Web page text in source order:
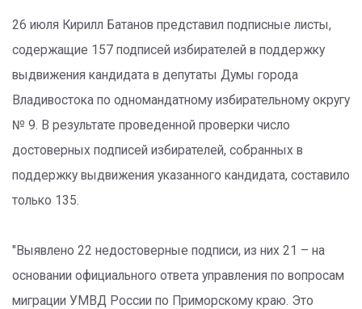
26 июля Кирилл Батанов представил подписные листы,
содержащие 157 подписей избирателей в поддержку
выдвижения кандидата в депутаты Думы города
Владивостока по одномандатному избирательному округу
№ 9. В результате проведенной проверки число
достоверных подписей избирателей, собранных в
поддержку выдвижения указанного кандидата, составило
только 135.
"Выявлено 22 недостоверные подписи, из них 21 – на
основании официального ответа управления по вопросам
миграции УМВД России по Приморскому краю. Это